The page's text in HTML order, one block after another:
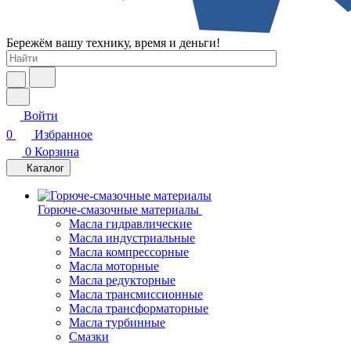
Бережём вашу технику, время и деньги!
Войти
0
Избранное
0 Корзина
Каталог
Горюче-смазочные материалы
Масла гидравлические
Масла индустриальные
Масла компрессорные
Масла моторные
Масла редукторные
Масла трансмиссионные
Масла трансформаторные
Масла турбинные
Смазки